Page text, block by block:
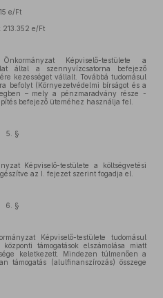
e/Ft
213.352 e/Ft
Képviselő-testülete a
által a szennyvízcsatorna befejező
kezességet vállalt. Továbbá tudomásul
befolyt (Környezetvédelmi bírságot és a
– mely a pénzmaradvány része -
befejező üteméhez használja fel.
5. §
Képviselő-testülete a költségvetési
az I. fejezet szerint fogadja el.
6. §
Képviselő-testülete tudomásul
támogatások elszámolása miatt
keletkezett. Mindezen túlmenően a
támogatás (alulfinanszírozás) összege